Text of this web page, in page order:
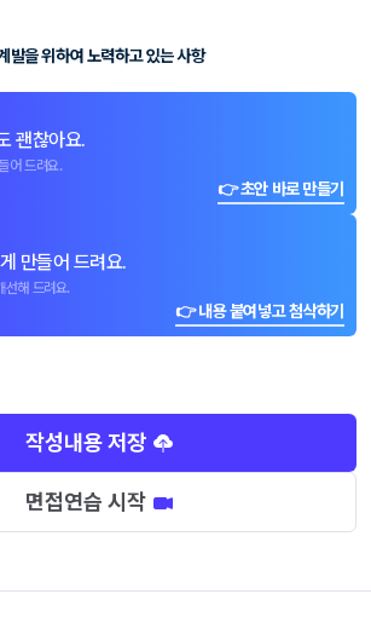
발을 위하여 노력하고 있는 사항
괜찮아요.
어 드려요.
👉 초안 바로 만들기
만들어 드려요.
선해 드려요.
👉 내용 붙여넣고 첨삭하기
작성내용 저장
면접연습 시작